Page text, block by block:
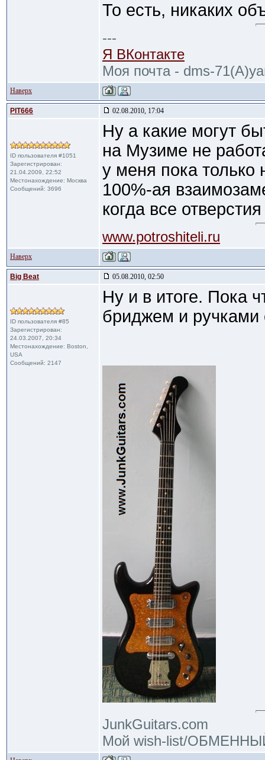
То есть, никаких
---
Я ВКонтакте
Моя почта - dms-
Наверх
PIT666 02.08.2010, 17:04
ID пользователя #1051
Зарегистрирован:
21.04.2009, 22:52
Местонахождение: Москва
Сообщений: 3696
Ну а какие могут
на Музиме не
у меня пока
100%-ая
когда все
www.potroshiteli.ru
Наверх
Big Beat 05.08.2010, 02:50
ID пользователя #85
Зарегистрирован:
24.03.2007, 20:34
Местонахождение: Boston,
USA
Сообщений: 2147
Ну и в итоге. Пока
бриджем и ручками
JunkGuitars.com
Мой wish-list/